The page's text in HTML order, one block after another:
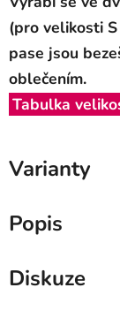
(pro velikosti
pase jsou
oblečením.
Tabulka
Varianty
Popis
Diskuze